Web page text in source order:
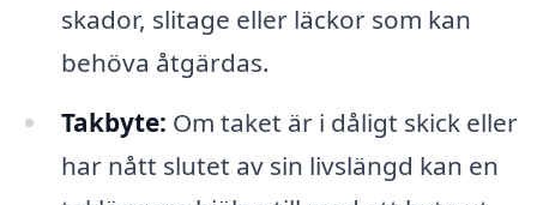
skador, slitage eller läckor som kan
behöva åtgärdas.
Takbyte: Om taket är i dåligt skick eller
har nått slutet av sin livslängd kan en